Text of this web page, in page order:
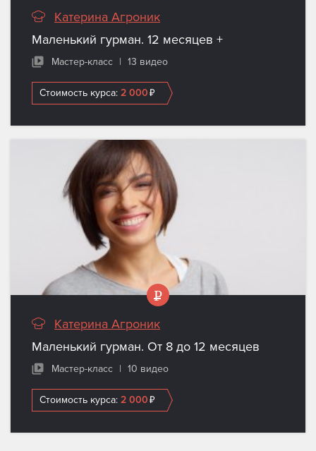
Катерина Агроник
Маленький гурман. 12 месяцев +
Мастер-класс | 13 видео
Стоимость курса: 2 000 ₽
Катерина Агроник
Маленький гурман. От 8 до 12 месяцев
Мастер-класс | 10 видео
Стоимость курса: 2 000 ₽